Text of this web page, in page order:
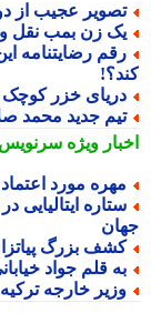
عجیب از دو
زن بمب نقل
رضایتنامه
خزر کوچک تر
جدید محمد
ویژهسرنویس
مورد اعتماد
ایتالیایی در
بزرگ پیاتزا:
قلم جواد
خارجه ترکیه: